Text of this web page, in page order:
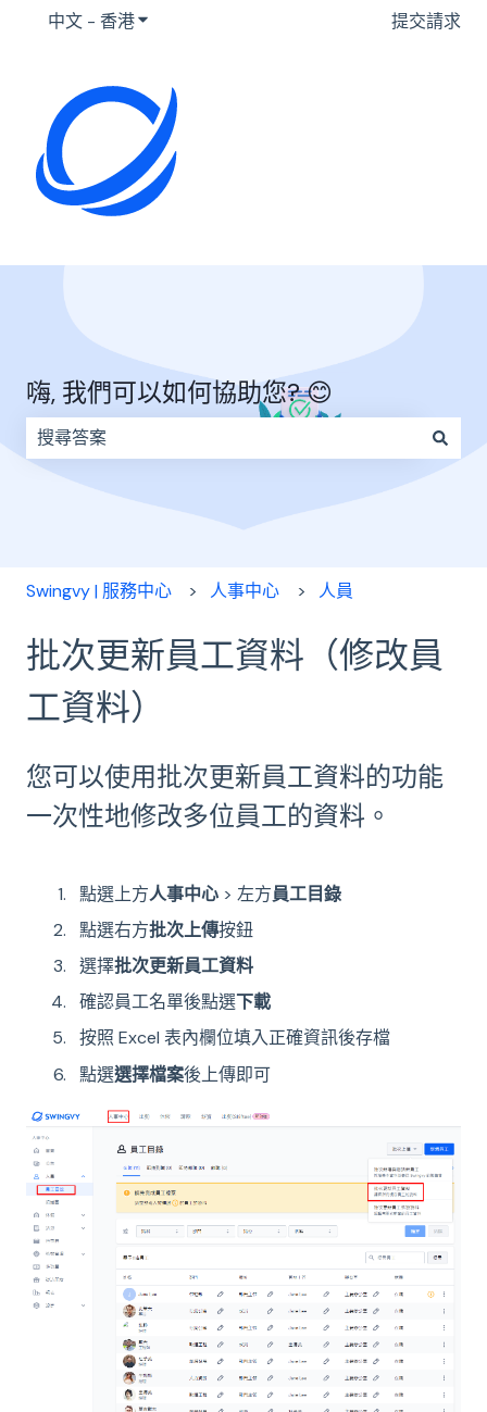
中文 - 香港顯示要翻譯的子選單 提交請求
嗨, 我們可以如何協助您? 😊
因為搜尋欄位空白，因此沒有建議。
Swingvy | 服務中心 人事中心 人員
批次更新員工資料（修改員
工資料）
您可以使用批次更新員工資料的功能
一次性地修改多位員工的資料。
點選上方人事中心 > 左方員工目錄
點選右方批次上傳按鈕
選擇批次更新員工資料
確認員工名單後點選下載
按照 Excel 表內欄位填入正確資訊後存檔
點選選擇檔案後上傳即可